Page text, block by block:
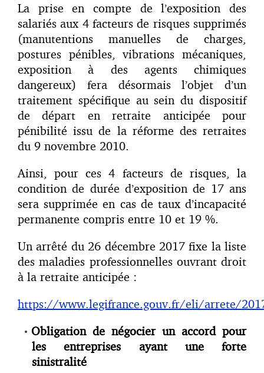
La prise en compte de l’exposition des
salariés aux 4 facteurs de risques supprimés
(manutentions manuelles de charges,
postures pénibles, vibrations mécaniques,
exposition à des agents chimiques
dangereux) fera désormais l’objet d’un
traitement spécifique au sein du dispositif
de départ en retraite anticipée pour
pénibilité issu de la réforme des retraites
du 9 novembre 2010.
Ainsi, pour ces 4 facteurs de risques, la
condition de durée d’exposition de 17 ans
sera supprimée en cas de taux d’incapacité
permanente compris entre 10 et 19 %.
Un arrêté du 26 décembre 2017 fixe la liste
des maladies professionnelles ouvrant droit
à la retraite anticipée :
https://www.legifrance.gouv.fr/eli/arrete/
Obligation de négocier un accord pour
les entreprises ayant une forte
sinistralité